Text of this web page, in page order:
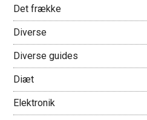
Det frække
Diverse
Diverse guides
Diæt
Elektronik